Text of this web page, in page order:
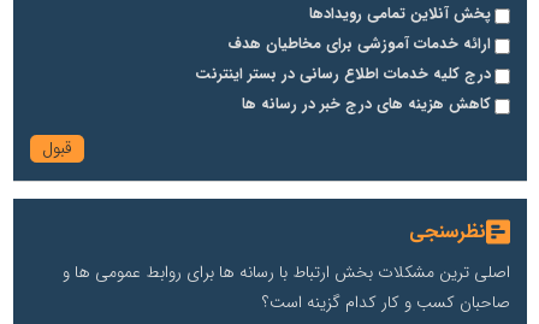
پخش آنلاین تمامی رویدادها
ارائه خدمات آموزشی برای مخاطیان هدف
درج کلیه خدمات اطلاع رسانی در بستر اینترنت
کاهش هزینه های درج خبر در رسانه ها
نظرسنجی
اصلی ترین مشکلات بخش ارتباط با رسانه ها برای روابط عمومی ها و
صاحبان کسب و کار کدام گزینه است؟